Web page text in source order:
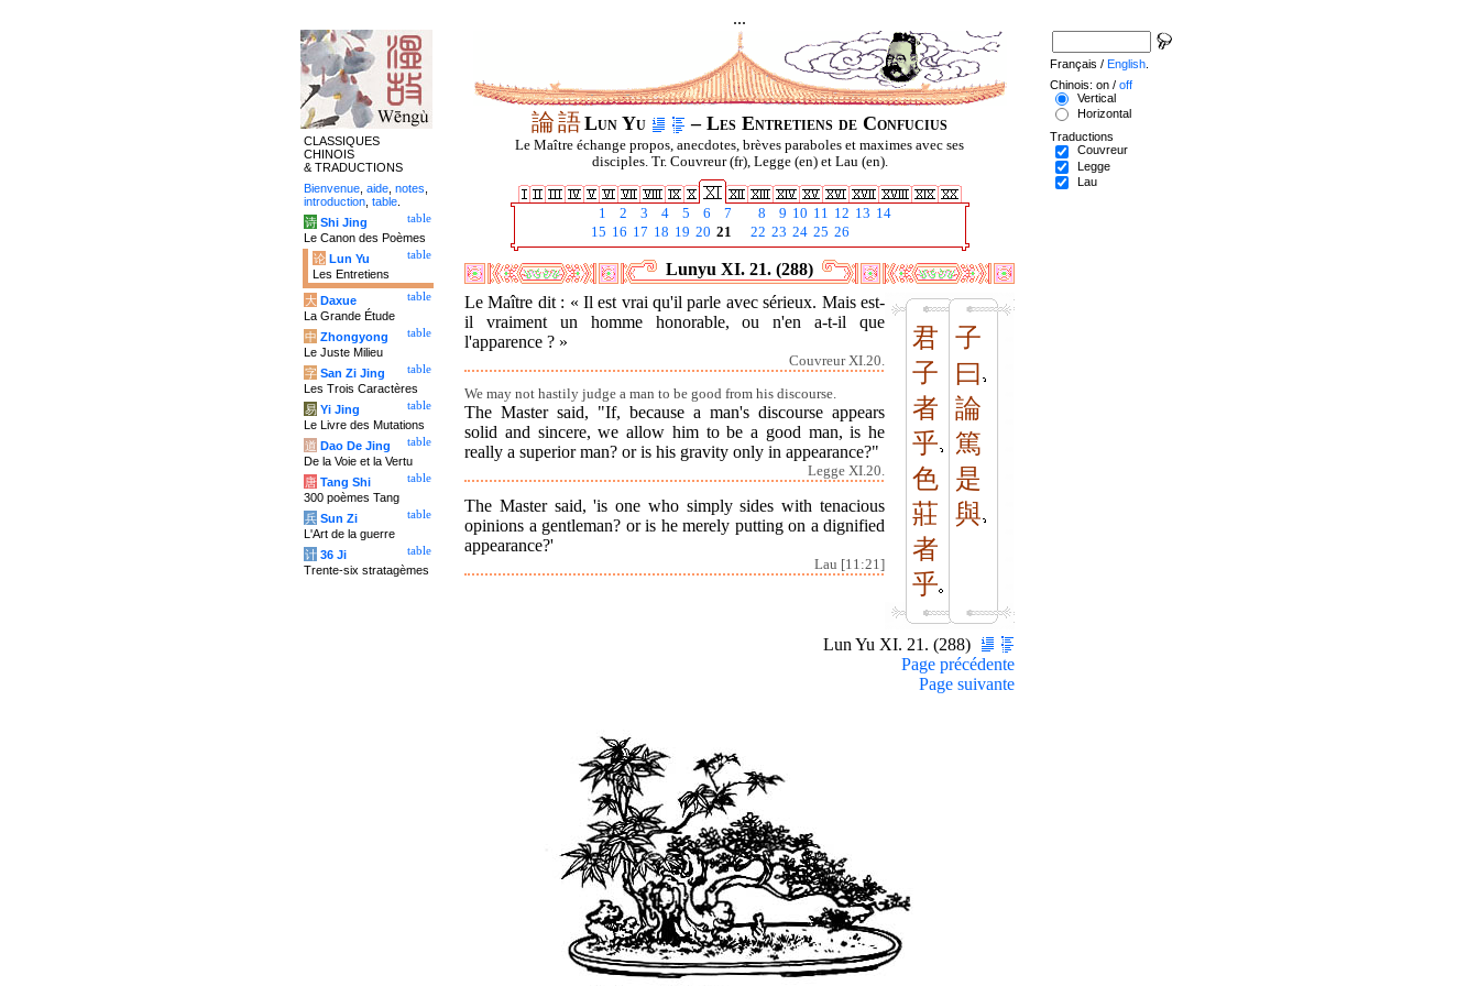
...
論語Lun Yu – Les Entretiens de Confucius
Le Maître échange propos, anecdotes, brèves paraboles et maximes avec ses
disciples. Tr. Couvreur (fr), Legge (en) et Lau (en).
1 2 3 4 5 6 7 8 9 10 11 12 13 14
15 16 17 18 19 20 21 22 23 24 25 26
Lunyu XI. 21. (288)
君
子
者
乎
色
莊
者
乎
子
曰
論
篤
是
與
Le Maître dit : « Il est vrai qu'il parle avec sérieux. Mais est-
il vraiment un homme honorable, ou n'en a-t-il que
l'apparence ? »
Couvreur XI.20.
We may not hastily judge a man to be good from his discourse.
The Master said, "If, because a man's discourse appears
solid and sincere, we allow him to be a good man, is he
really a superior man? or is his gravity only in appearance?"
Legge XI.20.
The Master said, 'is one who simply sides with tenacious
opinions a gentleman? or is he merely putting on a dignified
appearance?'
Lau [11:21]
Lun Yu XI. 21. (288)
Page précédente
Page suivante
CLASSIQUES
CHINOIS
& TRADUCTIONS
Bienvenue aide notes
introduction table
table
诗 Shi Jing
Le Canon des Poèmes
table
论 Lun Yu
Les Entretiens
table
大 Daxue
La Grande Étude
table
中 Zhongyong
Le Juste Milieu
table
字 San Zi Jing
Les Trois Caractères
table
易 Yi Jing
Le Livre des Mutations
table
道 Dao De Jing
De la Voie et la Vertu
table
唐 Tang Shi
300 poèmes Tang
table
兵 Sun Zi
L'Art de la guerre
table
计 36 Ji
Trente-six stratagèmes
Français / English
Chinois: on / off
Vertical
Horizontal
Traductions
Couvreur
Legge
Lau